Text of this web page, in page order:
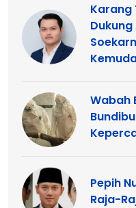
Karang
Wabah
Pepih
Raja-